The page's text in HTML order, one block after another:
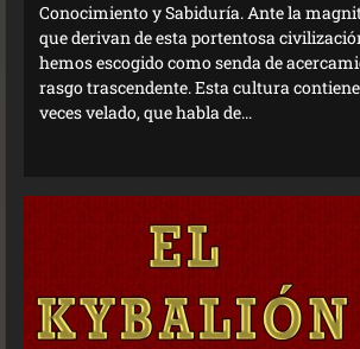
Conocimiento y Sabiduría. Ante la
que derivan de esta portentosa
hemos escogido como senda de
rasgo trascendente. Esta cultura
veces velado, que habla de...